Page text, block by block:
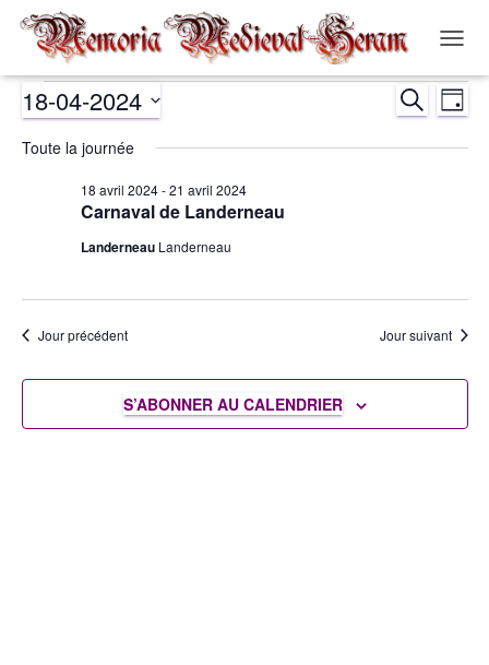
LA
Évènements
for
et
vues
de
JOUR
18-04-2024
une
Toute la journée
Carnaval de Landerneau
18 avril 2024-21 avril 2024
Landerneau Landerneau
Jour précédent Jour suivant
S’ABONNER AU CALENDRIER